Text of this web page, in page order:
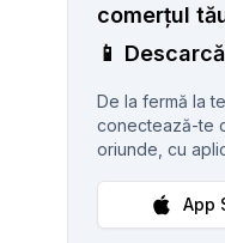
comerțul
📱
De la fermă la
conectează-te
oriunde, cu
App